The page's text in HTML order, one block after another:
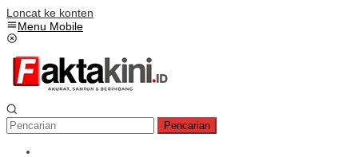
Loncat ke konten
Menu Mobile
Pencarian